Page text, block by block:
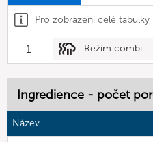
Pro zobrazení celé
1 Režim combi
Ingredience - počet
Název